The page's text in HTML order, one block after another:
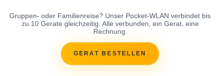
Gruppen- oder Familienreise? Unser Pocket-WLAN verbindet bis
zu 10 Gerate gleichzeitig. Alle verbunden, ein Gerat, eine
Rechnung.
GERAT BESTELLEN